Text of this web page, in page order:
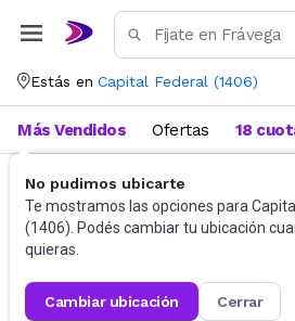
Estás en Capital Federal (1406)
No pudimos ubicarte
Te mostramos las opciones para
(1406). Podés cambiar tu ubicación
quieras.
cambiar ubicación cerrar
Más Vendidos Ofertas 18
Accesorios de Informática